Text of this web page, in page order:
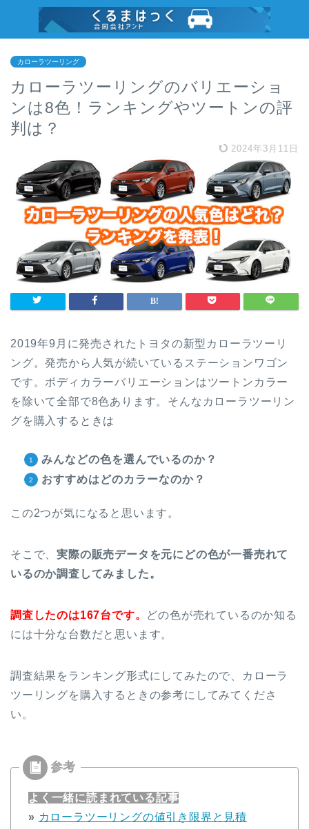
カローラツーリング
カローラツーリングのバリエーショ
ンは8色！ランキングやツートンの評
判は？
2024年3月11日
2019年9月に発売されたトヨタの新型カローラツーリ
ング。発売から人気が続いているステーションワゴン
です。ボディカラーバリエーションはツートンカラー
を除いて全部で8色あります。そんなカローラツーリン
グを購入するときは
みんなどの色を選んでいるのか？
おすすめはどのカラーなのか？
この2つが気になると思います。
そこで、実際の販売データを元にどの色が一番売れて
いるのか調査してみました。
調査したのは167台です。 どの色が売れているのか知る
には十分な台数だと思います。
調査結果をランキング形式にしてみたので、カローラ
ツーリングを購入するときの参考にしてみてくださ
い。
よく一緒に読まれている記事
» カローラツーリングの値引き限界と見積